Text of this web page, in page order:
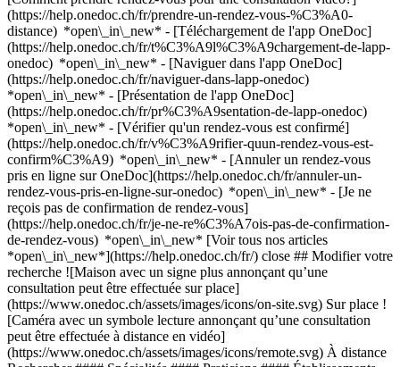
(https://help.onedoc.ch/fr/prendre-un-rendez-vous-%C3%A0-
distance) *open\_in\_new* - [Téléchargement de l'app OneDoc]
(https://help.onedoc.ch/fr/t%C3%A9l%C3%A9chargement-de-lapp-
onedoc) *open\_in\_new* - [Naviguer dans l'app OneDoc]
(https://help.onedoc.ch/fr/naviguer-dans-lapp-onedoc)
*open\_in\_new* - [Présentation de l'app OneDoc]
(https://help.onedoc.ch/fr/pr%C3%A9sentation-de-lapp-onedoc)
*open\_in\_new* - [Vérifier qu'un rendez-vous est confirmé](https://help.onedoc.ch/fr/v%C3%A9rifier-quun-rendez-vous-est-confirm%C3%A9) *open\_in\_new* - [Annuler un rendez-vous pris en ligne sur OneDoc](https://help.onedoc.ch/fr/annuler-un-rendez-vous-pris-en-ligne-sur-onedoc) *open\_in\_new* - [Je ne reçois pas de confirmation de rendez-vous](https://help.onedoc.ch/fr/je-ne-re%C3%A7ois-pas-de-confirmation-de-rendez-vous) *open\_in\_new* [Voir tous nos articles *open\_in\_new*](https://help.onedoc.ch/fr/) close ## Modifier votre recherche ![Maison avec un signe plus annonçant qu’une consultation peut être effectuée sur place](https://www.onedoc.ch/assets/images/icons/on-site.svg) Sur place ![Caméra avec un symbole lecture annonçant qu’une consultation peut être effectuée à distance en vidéo](https://www.onedoc.ch/assets/images/icons/remote.svg) À distance Rechercher #### Spécialités #### Praticiens #### Établissements edit Naturopathe MCO/TEN dans le canton de Vaud tune Filtrer par Nouveaux patients*keyboard\_arrow\_down* - Acceptés*check\_circle* Langue parlée*keyboard\_arrow\_down* - Allemand*check\_circle* - Anglais*check\_circle* - Arabe*check\_circle* - Espagnol*check\_circle* - Français*check\_circle* - Hindi*check\_circle* - Italien*check\_circle* - Portugais*check\_circle* - Russe*check\_circle* - Sanskrit*check\_circle* - Serbe*check\_circle* Sexe*keyboard\_arrow\_down* - Femme*check\_circle* - Homme*check\_circle* Réseau*keyboard\_arrow\_down* - ASCA*check\_circle* - RME*check\_circle* - NVS*check\_circle* - APTN*check\_circle* Disponibilité*keyboard\_arrow\_down* - Disponible aujourdhui*check\_circle* - Dans les 3 prochains jours*check\_circle* - Dans les 7 prochains jours*check\_circle* - Dans les 14 prochains jours*check\_circle* # Naturopathe MCO/TEN dans le canton de Vaud: prenez rendez-vous en ligne aujourd'hui [![Mme Lina Hamayed, naturopathe MCO/TEN à Lausanne](https://assets.onedoc.ch/images/users/37587f923f7451b9c661c929d032f16e74d05afd9f885fc625e099c65d272ba1-small.jpg "Mme Lina Hamayed, naturopathe MCO/TEN à Lausanne")](https://www.onedoc.ch/fr/naturopathe-mco-ten/lausanne/pcz6n/lina-hamayed) ### [Mme Lina Hamayed](https://www.onedoc.ch/fr/naturopathe-mco-ten/lausanne/pcz6n/lina-hamayed) ![Badge indiquant un profil vérifié](https://www.onedoc.ch/assets/images/icons/checkmark.svg) [Naturopathe MCO/TEN](https://www.onedoc.ch/fr/naturopathe-mco-ten/lausanne) Cabinet de Lina Hamayed Avenue Louis-Ruchonnet 57 1003 Lausanne ![Mme Lina Hamayed est affiliée au réseau ASCA](https://assets.onedoc.ch/images/networks/logos/496d325fd4282f2f0a46197dd629fd16fcd2d324839e441a2a65aaa74df08a15-small.png)![Mme Lina Hamayed est affiliée au réseau RME](https://assets.onedoc.ch/images/networks/logos/a202aabd14cdddb5ff03205af2481fb805645ff903773c55a6c572d22f23762e-small.png) ![Icône patient avec un signe plus annonçant que le professionnel accepte de nouveaux patients](https://www.onedoc.ch/assets/images/icons/new-patients.svg)Accepte les nouveaux patients [Réserver un RDV](https://www.onedoc.ch/fr/naturopathe-mco-ten/lausanne/pcz6n/lina-hamayed) *chevron\_left* lun. 03 août *chevron\_right* Voir plus de rendez-vous *error\_outline* Une erreur s'est produite lors du chargement des disponibilités [Réessayer](https://www.onedoc.ch) [![Mme Almée Bommottet, naturopathe MCO/TEN à Bussigny](https://assets.onedoc.ch/images/users/9ca112fe45dbcc00b08ae0a446adca07f149d87c1b724f641dfc586bf5a764a4-small.jpg "Mme Almée Bommottet, naturopathe MCO/TEN à Bussigny")](https://www.onedoc.ch/fr/naturopathe-mco-ten/bussigny/pcqmf/almee-bommottet) ### [Mme Almée Bommottet](https://www.onedoc.ch/fr/naturopathe-mco-ten/bussigny/pcqmf/almee-bommottet) ![Badge indiquant un profil vérifié](https://www.onedoc.ch/assets/images/icons/checkmark.svg) [Naturopathe MCO/TEN](https://www.onedoc.ch/fr/naturopathe-mco-ten/bussigny) Espace Développement & Bien-être Route de la Chaux 4 1030 Bussigny ![Mme Almée Bommottet est affiliée au réseau ASCA](https://assets.onedoc.ch/images/networks/logos/496d325fd4282f2f0a46197dd629fd16fcd2d324839e441a2a65aaa74df08a15-small.png)![Mme Almée Bommottet est affiliée au réseau RME](https://assets.onedoc.ch/images/networks/logos/a202aabd14cdddb5ff03205af2481fb805645ff903773c55a6c572d22f23762e-small.png) ![Icône caméra avec un symbole lecture annonçant que le professionnel de santé propose des consultations vidéo](https://www.onedoc.ch/assets/images/icons/video-consultations.svg)Consultations vidéo disponibles ![Icône patient avec un signe plus annonçant que le professionnel accepte de nouveaux patients](https://www.onedoc.ch/assets/images/icons/new-patients.svg)Accepte les nouveaux patients [Réserver un RDV](https://www.onedoc.ch/fr/naturopathe-mco-ten/bussigny/pcqmf/almee-bommottet) *chevron\_left* lun. 03 août *chevron\_right* Voir plus de rendez-vous *error\_outline* Une erreur s'est produite lors du chargement des disponibilités [Réessayer](https://www.onedoc.ch) [![Mme Sonia Foglietta-Schopfer, naturopathe MCO/TEN DF à Prilly](https://assets.onedoc.ch/images/users/79d872fa1338b135675ebb654475e799fda0cc82ffbc901473272f95e5c510e3-small.jpg "Mme Sonia Foglietta-Schopfer, naturopathe MCO/TEN DF à Prilly")](https://www.onedoc.ch/fr/naturopathe-mco-ten-df/prilly/pcv1h/sonia-foglietta-schopfer) ### [Mme Sonia Foglietta-Schopfer](https://www.onedoc.ch/fr/naturopathe-mco-ten-df/prilly/pcv1h/sonia-foglietta-schopfer) ![Badge indiquant un profil vérifié](https://www.onedoc.ch/assets/images/icons/checkmark.svg) [Naturopathe MCO/TEN DF](https://www.onedoc.ch/fr/naturopathe-mco-ten-df/prilly), [Naturopathe MCO/TEN](https://www.onedoc.ch/fr/naturopathe-mco-ten/prilly) Cabinet de Mme Foglietta-Schopfer Route de Cossonay 28B 1008 Prilly ![Mme Sonia Foglietta-Schopfer est affiliée au réseau ASCA](https://assets.onedoc.ch/images/networks/logos/496d325fd4282f2f0a46197dd629fd16fcd2d324839e441a2a65aaa74df08a15-small.png)![Mme Sonia Foglietta-Schopfer est affiliée au réseau RME](https://assets.onedoc.ch/images/networks/logos/a202aabd14cdddb5ff03205af2481fb805645ff903773c55a6c572d22f23762e-small.png)![Mme Sonia Foglietta-Schopfer est affiliée au réseau NVS](https://assets.onedoc.ch/images/networks/logos/9a2241fd4e36c4b6fa68d6b2b5a7d8e03f1311a3e91f86936a143e15035d5cb6-small.png) ![Icône patient avec un signe plus annonçant que le professionnel accepte de nouveaux patients](https://www.onedoc.ch/assets/images/icons/new-patients.svg)Accepte les nouveaux patients [Réserver un RDV](https://www.onedoc.ch/fr/naturopathe-mco-ten-df/prilly/pcv1h/sonia-foglietta-schopfer) *chevron\_left* lun. 03 août *chevron\_right* Voir plus de rendez-vous *error\_outline* Une erreur s'est produite lors du chargement des disponibilités [Réessayer](https://www.onedoc.ch) [![Mme Hélène Birgy, naturopathe MCO/TEN à Nyon](https://assets.onedoc.ch/images/users/7106c640c01eb329f179ee7617d06ca020a5d47f55d0500e41f5fd911da16c0c-small.jpg "Mme Hélène Birgy, naturopathe MCO/TEN à Nyon")](https://www.onedoc.ch/fr/naturopathe-mco-ten/nyon/pctn3/helene-birgy) ### [Mme Hélène Birgy](https://www.onedoc.ch/fr/naturopathe-mco-ten/nyon/pctn3/helene-birgy) ![Badge indiquant un profil vérifié](https://www.onedoc.ch/assets/images/icons/checkmark.svg) [Naturopathe MCO/TEN](https://www.onedoc.ch/fr/naturopathe-mco-ten/nyon) Cabinet Hygié & Panacée Chemin d'Eysins 49B 1260 Nyon ![Mme Hélène Birgy est affiliée au réseau RME](https://assets.onedoc.ch/images/networks/logos/a202aabd14cdddb5ff03205af2481fb805645ff903773c55a6c572d22f23762e-small.png) ![Icône patient avec un signe plus annonçant que le professionnel accepte de nouveaux patients](https://www.onedoc.ch/assets/images/icons/new-patients.svg)Accepte les nouveaux patients [Réserver un RDV](https://www.onedoc.ch/fr/naturopathe-mco-ten/nyon/pctn3/helene-birgy) *chevron\_left* lun. 03 août *chevron\_right* Voir plus de rendez-vous *error\_outline* Une erreur s'est produite lors du chargement des disponibilités [Réessayer](https://www.onedoc.ch) [![Mme Avé Némitz, sexothérapeute à Lausanne](https://assets.onedoc.ch/images/users/0b0520b542e68da67e3e767a2a28d50f7e40fee1978c1a35d28e3c9ee1b3f1bf-small.png "Mme Avé Némitz, sexothérapeute à Lausanne")](https://www.onedoc.ch/fr/sexotherapeute/lausanne/pc3id/ave-nemitz) ### [Mme Avé Némitz](https://www.onedoc.ch/fr/sexotherapeute/lausanne/pc3id/ave-nemitz) ![Badge indiquant un profil vérifié](https://www.onedoc.ch/assets/images/icons/checkmark.svg) [Sexothérapeute](https://www.onedoc.ch/fr/sexotherapeute/lausanne), [Naturopathe MCO/TEN](https://www.onedoc.ch/fr/naturopathe-mco-ten/lausanne) Avé Némitz - Santé Sens Spiritualité | Naturopathie - Sexothérapie Rue du Valentin 61 1004 Lausanne ![Mme Avé Némitz est affiliée au réseau ASCA](https://assets.onedoc.ch/images/networks/logos/496d325fd4282f2f0a46197dd629fd16fcd2d324839e441a2a65aaa74df08a15-small.png)![Mme Avé Némitz est affiliée au réseau RME](https://assets.onedoc.ch/images/networks/logos/a202aabd14cdddb5ff03205af2481fb805645ff903773c55a6c572d22f23762e-small.png) ![Icône patient avec un signe plus annonçant que le professionnel accepte de nouveaux patients](https://www.onedoc.ch/assets/images/icons/new-patients.svg)Accepte les nouveaux patients [Réserver un RDV](https://www.onedoc.ch/fr/sexotherapeute/lausanne/pc3id/ave-nemitz) [![Mme Anne-Marie Wioland, naturopathe MCO/TEN à Nyon](https://assets.onedoc.ch/images/users/e137a5d5294f93d7141b628fa7da7a094fbb0c3f1a4d4df95fe0bc3c833ca201-small.jpg "Mme Anne-Marie Wioland, naturopathe MCO/TEN à Nyon")](https://www.onedoc.ch/fr/naturopathe-mco-ten/nyon/pcyy5/anne-marie-wioland) ### [Mme Anne-Marie Wioland](https://www.onedoc.ch/fr/naturopathe-mco-ten/nyon/pcyy5/anne-marie-wioland) ![Badge indiquant un profil vérifié](https://www.onedoc.ch/assets/images/icons/checkmark.svg) [Naturopathe MCO/TEN](https://www.onedoc.ch/fr/naturopathe-mco-ten/nyon) Cabinet de naturopathie, c/o Résidences du